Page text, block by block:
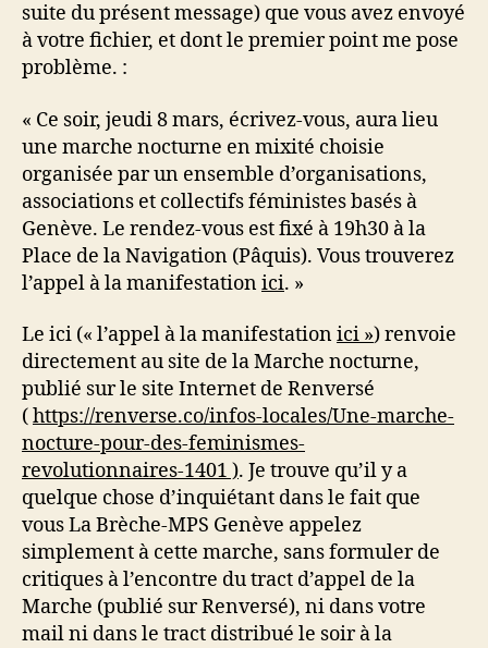
suite du présent message) que vous avez envoyé
à votre fichier, et dont le premier point me pose
problème. :
« Ce soir, jeudi 8 mars, écrivez-vous, aura lieu
une marche nocturne en mixité choisie
organisée par un ensemble d’organisations,
associations et collectifs féministes basés à
Genève. Le rendez-vous est fixé à 19h30 à la
Place de la Navigation (Pâquis). Vous trouverez
l’appel à la manifestationici. »
Le ici (« l’appel à la manifestationici ») renvoie
directement au site de la Marche nocturne,
publié sur le site Internet de Renversé
(https://renverse.co/infos-locales/Une-marche-
nocture-pour-des-feminismes-
revolutionnaires-1401 ). Je trouve qu’il y a
quelque chose d’inquiétant dans le fait que
vous La Brèche-MPS Genève appelez
simplement à cette marche, sans formuler de
critiques à l’encontre du tract d’appel de la
Marche (publié sur Renversé), ni dans votre
mail ni dans le tract distribué le soir à la